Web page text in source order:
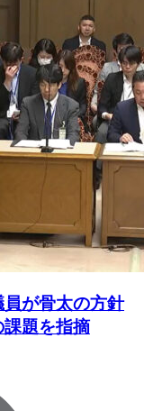
員が骨太の方針
題を指摘